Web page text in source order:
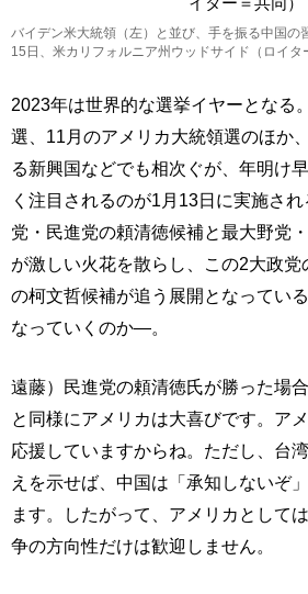
バイデン米大統領（左）と並び、手を振る中国の
15日、米カリフォルニア州ウッドサイド（ロイタ
2023年は世界的な選挙イヤーとなる
選、11月のアメリカ大統領選のほか
る新興国などでも相次ぐが、年明け
く注目されるのが1月13日に実施さ
党・民進党の頼清徳候補と最大野党
が激しい火花を散らし、この2大政
の柯文哲候補が追う展開となってい
なっていくのか―。
遠藤）民進党の頼清徳氏が勝った場
と同様にアメリカは大喜びです。ア
応援していますからね。ただし、台
えを示せば、中国は「承知しないぞ
ます。したがって、アメリカとして
争の方向性だけは歓迎しません。